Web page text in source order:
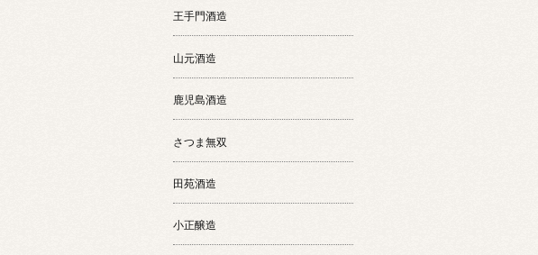
王手門酒造
山元酒造
鹿児島酒造
さつま無双
田苑酒造
小正醸造